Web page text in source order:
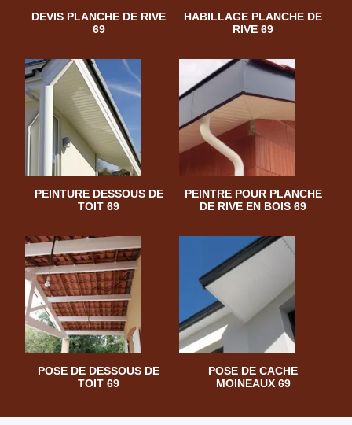
DEVIS PLANCHE DE RIVE
69
HABILLAGE PLANCHE DE
RIVE 69
PEINTURE DESSOUS DE
TOIT 69
PEINTRE POUR PLANCHE
DE RIVE EN BOIS 69
POSE DE DESSOUS DE
TOIT 69
POSE DE CACHE
MOINEAUX 69